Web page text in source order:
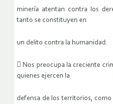
minería atentan contra los
tanto se constituyen en
un delito contra la humanidad.
 Nos preocupa la creciente
quienes ejercen la
defensa de los territorios,